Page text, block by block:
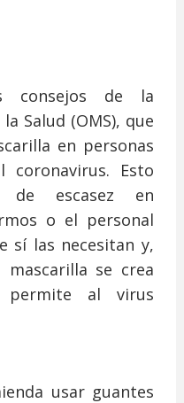
consejos de la
Salud (OMS), que
en personas
coronavirus. Esto
de escasez en
o el personal
sí las necesitan y,
se crea
permite al virus
usar guantes